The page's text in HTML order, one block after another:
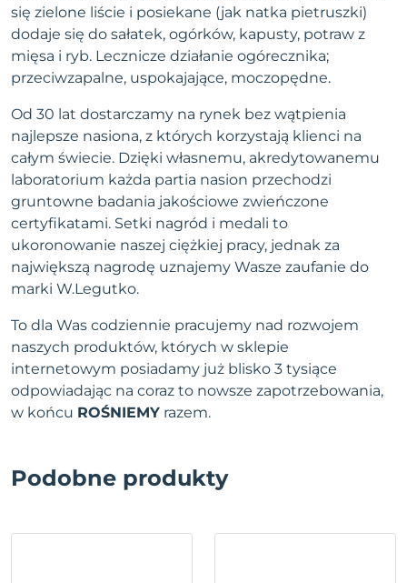
się zielone liście i posiekane (jak natka pietruszki)
dodaje się do sałatek, ogórków, kapusty, potraw z
mięsa i ryb. Lecznicze działanie ogórecznika;
przeciwzapalne, uspokajające, moczopędne.
Od 30 lat dostarczamy na rynek bez wątpienia
najlepsze nasiona, z których korzystają klienci na
całym świecie. Dzięki własnemu, akredytowanemu
laboratorium każda partia nasion przechodzi
gruntowne badania jakościowe zwieńczone
certyfikatami. Setki nagród i medali to
ukoronowanie naszej ciężkiej pracy, jednak za
największą nagrodę uznajemy Wasze zaufanie do
marki W.Legutko.
To dla Was codziennie pracujemy nad rozwojem
naszych produktów, których w sklepie
internetowym posiadamy już blisko 3 tysiące
odpowiadając na coraz to nowsze zapotrzebowania,
w końcu ROŚNIEMY razem.
Podobne produkty